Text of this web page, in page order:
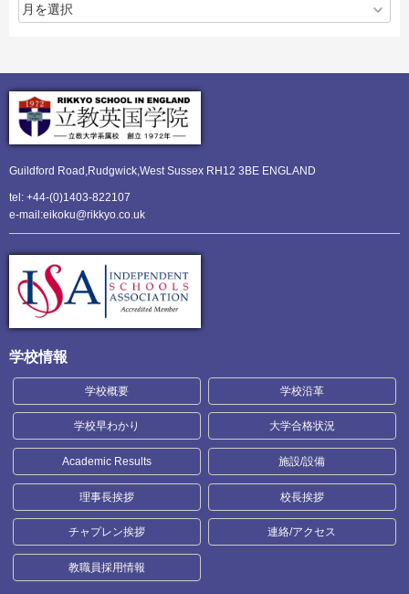
Guildford Road,Rudgwick,West Sussex RH12 3BE ENGLAND
tel: +44-(0)1403-822107
e-mail:eikoku@rikkyo.co.uk
学校情報
学校概要 学校沿革
学校早わかり 大学合格状況
Academic Results 施設/設備
理事長挨拶 校長挨拶
チャプレン挨拶 連絡/アクセス
教職員採用情報